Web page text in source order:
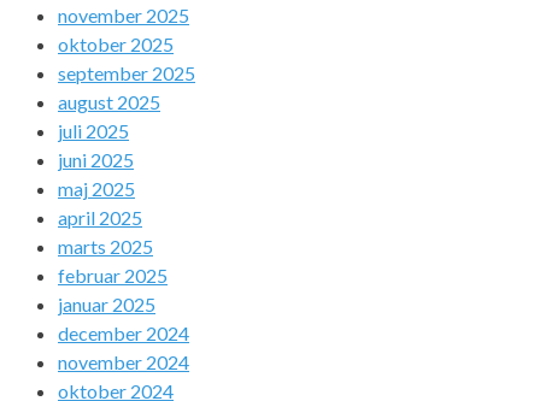
november 2025
oktober 2025
september 2025
august 2025
juli 2025
juni 2025
maj 2025
april 2025
marts 2025
februar 2025
januar 2025
december 2024
november 2024
oktober 2024